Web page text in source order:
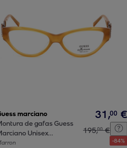
marciano
de gafas Guess
Unisex
A15
31,00 €
195,00 €
-84%